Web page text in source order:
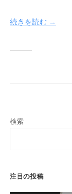
続きを読む →
検索
注目の投稿